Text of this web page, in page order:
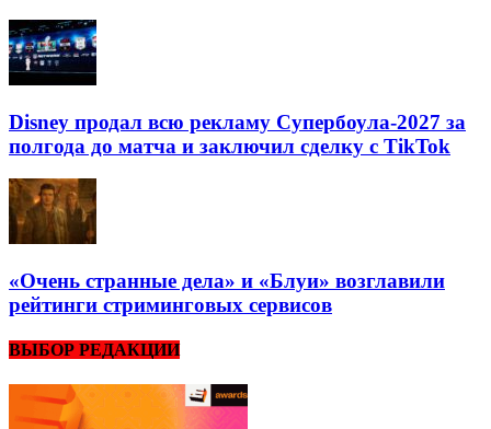
Disney продал всю рекламу Супербоула-2027 за
полгода до матча и заключил сделку с TikTok
«Очень странные дела» и «Блуи» возглавили
рейтинги стриминговых сервисов
ВЫБОР РЕДАКЦИИ